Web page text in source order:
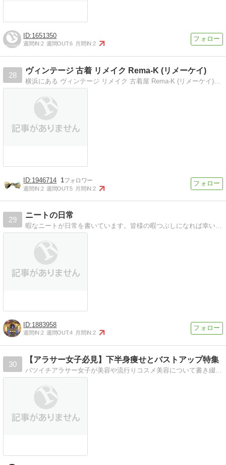
1651350
週間IN:2 週間OUT:6 月間IN:2
28
ヴィンテージ 古着 リメイク Rema-K (リメーケイ)
横浜にある ヴィンテージ リメイク 古着屋 Rema-K (リメーケイ)のブログ
1946714 1
週間IN:2 週間OUT:5 月間IN:2
29
ニートの日常
暇なニートが日常を書いています。皆様の暇つぶしになれば幸いです。Heathstoneのプレイやバイクの改造などを書いていきます。
1883958
週間IN:2 週間OUT:4 月間IN:2
30
【アラサー女子必見】下半身痩せとバストアップ特集
バツイチアラサー女子が美容や流行りコスメ美容について書き綴るブログ。最近は下半身痩せとバストアップに注目してます。